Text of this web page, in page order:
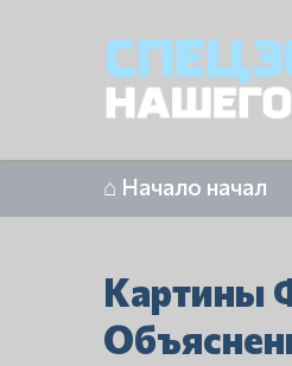
⌂ Начало начал
Картины